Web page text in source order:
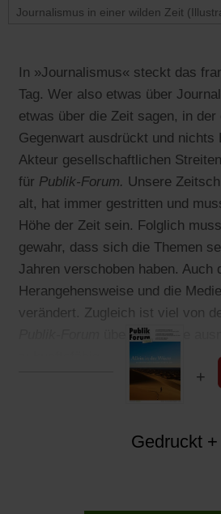
Journalismus in einer wilden Zeit
In »Journalismus« steckt das
Tag. Wer also etwas über
etwas über die Zeit sagen, in
Gegenwart ausdrückt und nichts
Akteur gesellschaftlichen
für Publik-Forum. Unsere
alt, hat immer gestritten und
Höhe der Zeit sein. Folglich
gewahr, dass sich die Themen
Jahren verschoben haben. Auch
Herangehensweise und die
verändert. Zugleich ist viel von
über die Jahre
Gedruckt +